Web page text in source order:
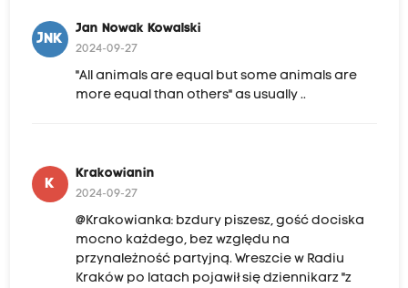
JNK
Jan Nowak Kowalski
2024-09-27
"All animals are equal but some animals are
more equal than others" as usually ..
K
Krakowianin
2024-09-27
@Krakowianka: bzdury piszesz, gość dociska
mocno każdego, bez względu na
przynależność partyjną. Wreszcie w Radiu
Kraków po latach pojawił się dziennikarz "z